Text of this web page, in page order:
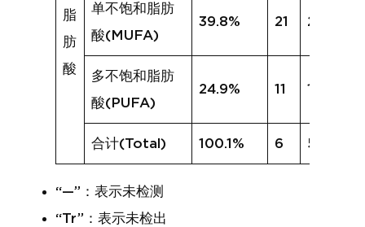
脂
肪
酸
单不饱和脂肪
酸(MUFA)
39.8% 21 21.6%
多不饱和脂肪
酸(PUFA)
24.9% 11 12.1%
合计(Total) 100.1% 6 55.7%
“—”：表示未检测
“Tr”：表示未检出